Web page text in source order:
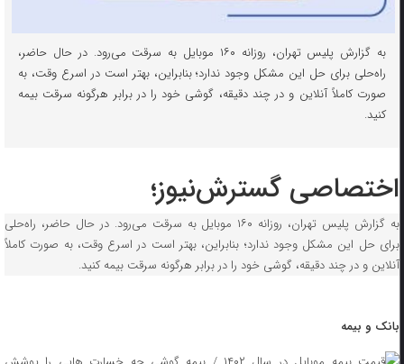
به گزارش پلیس تهران، روزانه ۱۶۰ موبایل به سرقت می‌رود. در حال حاضر،
راه‌حلی برای حل این مشکل وجود ندارد؛ بنابراین، بهتر است در اسرع وقت، به
صورت کاملاً آنلاین و در چند دقیقه، گوشی خود را در برابر هرگونه سرقت بیمه
کنید.
اختصاصی گسترش‌نیوز؛
به گزارش پلیس تهران، روزانه ۱۶۰ موبایل به سرقت می‌رود. در حال حاضر، راه‌حلی
برای حل این مشکل وجود ندارد؛ بنابراین، بهتر است در اسرع وقت، به صورت کاملاً
آنلاین و در چند دقیقه، گوشی خود را در برابر هرگونه سرقت بیمه کنید.
بانک و بیمه